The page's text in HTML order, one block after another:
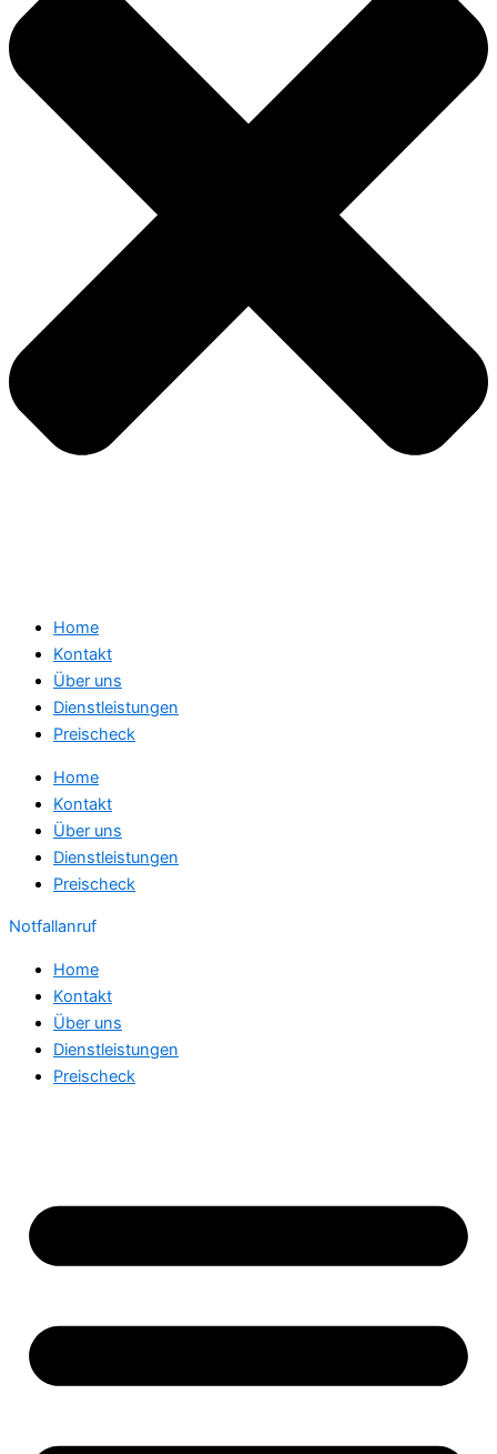
Home
Kontakt
Über uns
Dienstleistungen
Preischeck
Home
Kontakt
Über uns
Dienstleistungen
Preischeck
Notfallanruf
Home
Kontakt
Über uns
Dienstleistungen
Preischeck